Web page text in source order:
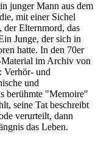
junger Mann aus dem
mit einer Sichel
der Elternmord, das
Junge, der sich in
hatte. In den 70er
Material im Archiv von
Verhör- und
und
berühmte "Memoire"
seine Tat beschreibt
verurteilt, dann
das Leben.